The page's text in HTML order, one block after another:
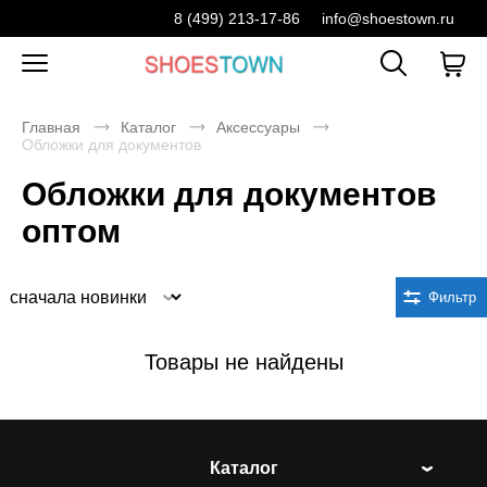
8 (499) 213-17-86 info@shoestown.ru
Главная Каталог
Аксессуары
Обложки для документов
Обложки для документов
оптом
Фильтр
Товары не найдены
Каталог